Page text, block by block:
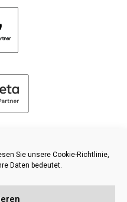
Sie unsere Cookie-Richtlinie,
Daten bedeutet.
RECHTE VORBEHALTEN